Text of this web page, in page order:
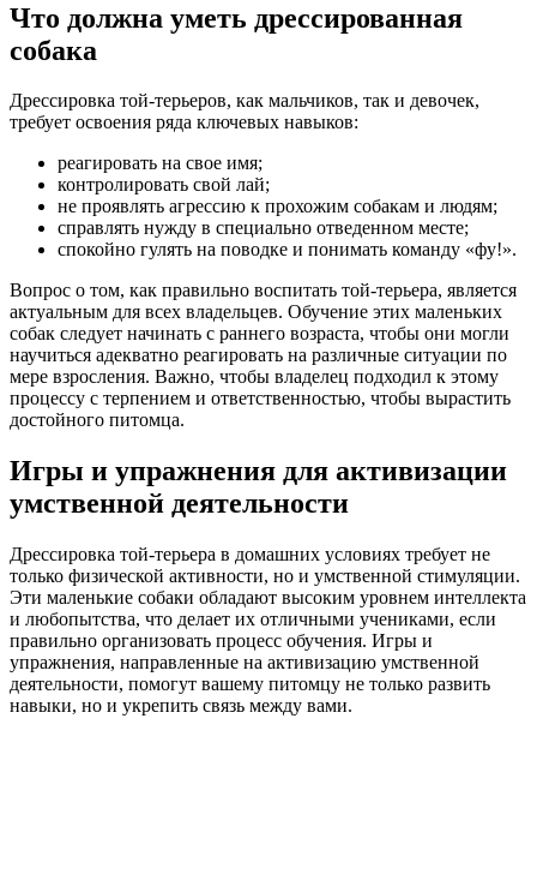
Что должна уметь дрессированная
собака
Дрессировка той-терьеров, как мальчиков, так и девочек,
требует освоения ряда ключевых навыков:
реагировать на свое имя;
контролировать свой лай;
не проявлять агрессию к прохожим собакам и людям;
справлять нужду в специально отведенном месте;
спокойно гулять на поводке и понимать команду «фу!».
Вопрос о том, как правильно воспитать той-терьера, является
актуальным для всех владельцев. Обучение этих маленьких
собак следует начинать с раннего возраста, чтобы они могли
научиться адекватно реагировать на различные ситуации по
мере взросления. Важно, чтобы владелец подходил к этому
процессу с терпением и ответственностью, чтобы вырастить
достойного питомца.
Игры и упражнения для активизации
умственной деятельности
Дрессировка той-терьера в домашних условиях требует не
только физической активности, но и умственной стимуляции.
Эти маленькие собаки обладают высоким уровнем интеллекта
и любопытства, что делает их отличными учениками, если
правильно организовать процесс обучения. Игры и
упражнения, направленные на активизацию умственной
деятельности, помогут вашему питомцу не только развить
навыки, но и укрепить связь между вами.